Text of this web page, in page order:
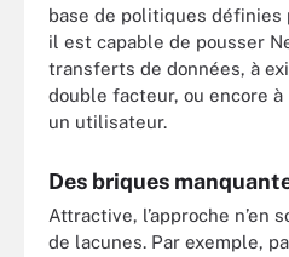
base de politiques
il est capable de pousser
transferts de données, à
double facteur, ou encore
un utilisateur.
Des briques
Attractive, l’approche n’en
de lacunes. Par exemple,